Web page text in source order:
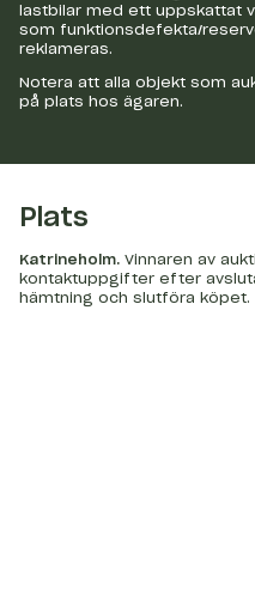
lastbilar med ett uppskattat
som funktionsdefekta/
reklameras.
Notera att alla objekt som
på plats hos ägaren.
Plats
Katrineholm. Vinnaren av
kontaktuppgifter efter
hämtning och slutföra köpet.